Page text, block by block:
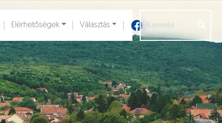
Elérhetőségek Választás